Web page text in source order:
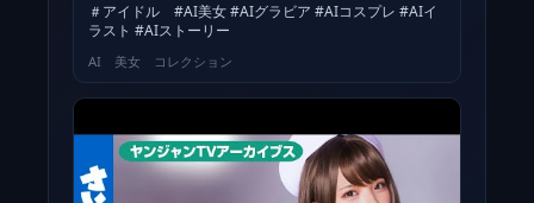
＃アイドル #AI美女 #AIグラビア #AIコスプレ #AIイ
ラスト #AIストーリー
AI 美女 コレクション